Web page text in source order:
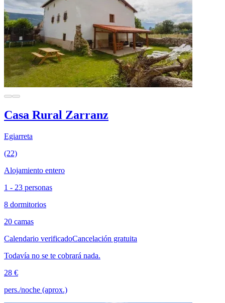
Casa Rural Zarranz
Egiarreta
(22)
Alojamiento entero
1 - 23 personas
8 dormitorios
20 camas
Calendario verificadoCancelación gratuita
Todavía no se te cobrará nada.
28 €
pers./noche (aprox.)